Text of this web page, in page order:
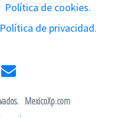
Política de cookies.
Política de privacidad.
MexicoXp.com